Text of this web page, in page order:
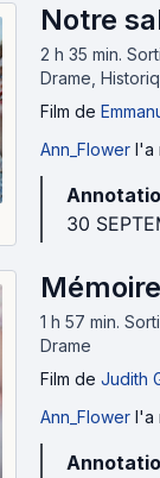
Notre
2 h 35 min.
Drame,
Film de
Ann_Flower l'a
30
1 h 57 min.
Drame
Film de Judith
Ann_Flower l'a